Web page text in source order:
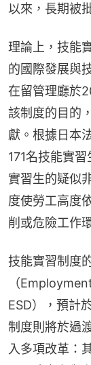
以來，長期被
理論上，技能
的國際發展與
在留管理廳於
該制度的目的
獻。根據日本
171名技能實
實習生的疑似
度使勞工高度
削或危險工作
技能實習制度
（
ESD），預計
制度則將於過
入多項改革：